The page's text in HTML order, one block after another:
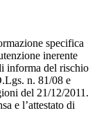
specifica
inerente
informa del rischio
n. 81/08 e
del 21/12/2011.
e l’attestato di